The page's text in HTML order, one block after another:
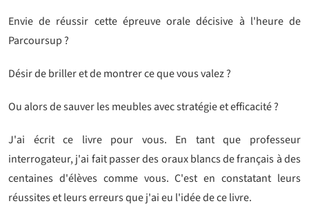
Envie de réussir cette épreuve orale décisive à l'heure de
Parcoursup ?
Désir de briller et de montrer ce que vous valez ?
Ou alors de sauver les meubles avec stratégie et efficacité ?
J'ai écrit ce livre pour vous. En tant que professeur
interrogateur, j'ai fait passer des oraux blancs de français à des
centaines d'élèves comme vous. C'est en constatant leurs
réussites et leurs erreurs que j'ai eu l'idée de ce livre.